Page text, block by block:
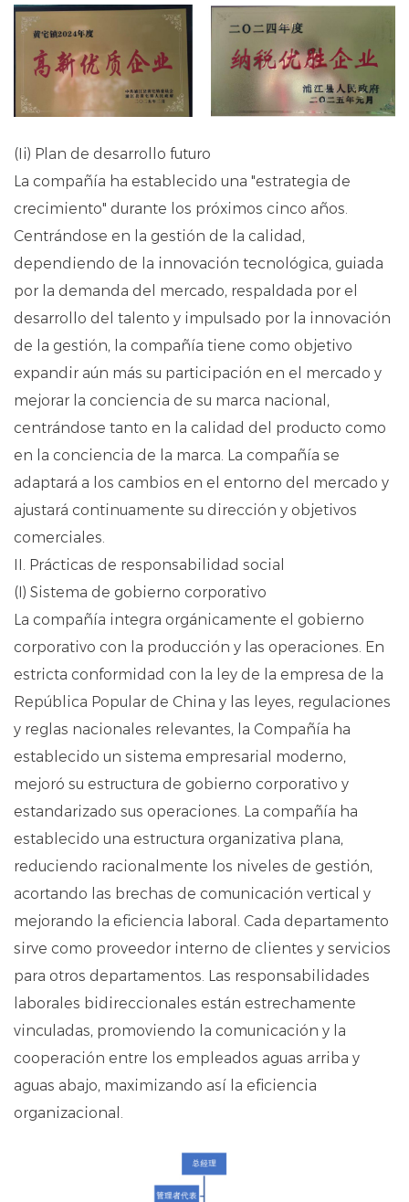
(Ii) Plan de desarrollo futuro
La compañía ha establecido una "estrategia de
crecimiento" durante los próximos cinco años.
Centrándose en la gestión de la calidad,
dependiendo de la innovación tecnológica, guiada
por la demanda del mercado, respaldada por el
desarrollo del talento y impulsado por la innovación
de la gestión, la compañía tiene como objetivo
expandir aún más su participación en el mercado y
mejorar la conciencia de su marca nacional,
centrándose tanto en la calidad del producto como
en la conciencia de la marca. La compañía se
adaptará a los cambios en el entorno del mercado y
ajustará continuamente su dirección y objetivos
comerciales.
II. Prácticas de responsabilidad social
(I) Sistema de gobierno corporativo
La compañía integra orgánicamente el gobierno
corporativo con la producción y las operaciones. En
estricta conformidad con la ley de la empresa de la
República Popular de China y las leyes, regulaciones
y reglas nacionales relevantes, la Compañía ha
establecido un sistema empresarial moderno,
mejoró su estructura de gobierno corporativo y
estandarizado sus operaciones. La compañía ha
establecido una estructura organizativa plana,
reduciendo racionalmente los niveles de gestión,
acortando las brechas de comunicación vertical y
mejorando la eficiencia laboral. Cada departamento
sirve como proveedor interno de clientes y servicios
para otros departamentos. Las responsabilidades
laborales bidireccionales están estrechamente
vinculadas, promoviendo la comunicación y la
cooperación entre los empleados aguas arriba y
aguas abajo, maximizando así la eficiencia
organizacional.